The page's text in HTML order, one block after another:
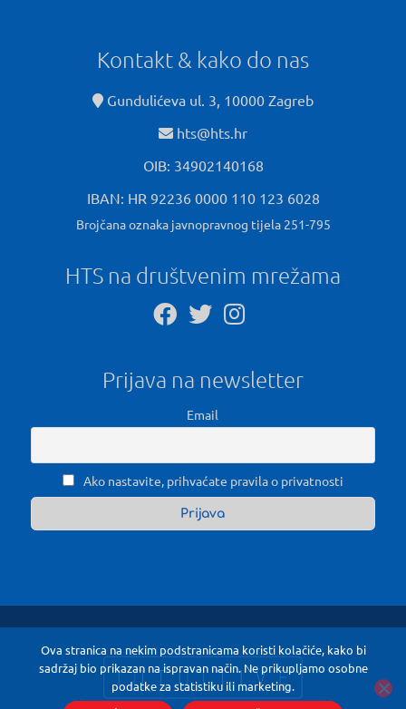
Kontakt & kako do nas
Gundulićeva ul. 3, 10000 Zagreb
hts@hts.hr
OIB: 34902140168
IBAN: HR 92236 0000 110 123 6028
Brojčana oznaka javnopravnog tijela 251-795
HTS na društvenim mrežama
Prijava na newsletter
Email
Ako nastavite, prihvaćate pravila o privatnosti
Ova stranica na nekim podstranicama koristi kolačiće, kako bi
sadržaj bio prikazan na ispravan način. Ne prikupljamo osobne
podatke za statistiku ili marketing.